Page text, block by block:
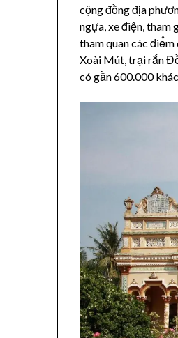
cộng đồng địa
ngựa, xe điện, tham
tham quan các điểm
Xoài Mút, trại rắn
có gần 600.000